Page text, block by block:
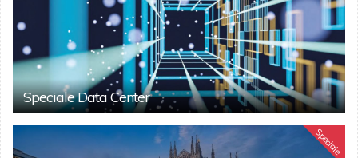
Speciale Data Center
Speciale